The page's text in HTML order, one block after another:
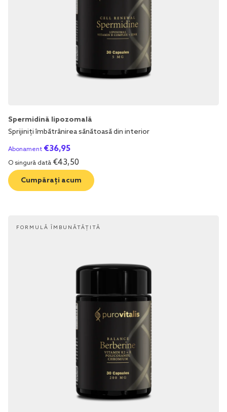
Spermidină lipozomală
Sprijiniți îmbătrânirea sănătoasă din interior
Abonament €36,95
O singură dată €43,50
Cumpărați acum
FORMULĂ ÎMBUNĂTĂȚITĂ